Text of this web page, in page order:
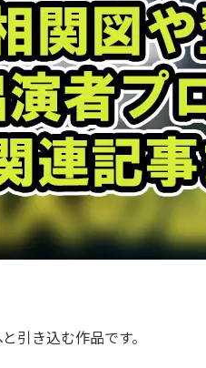
引き込む作品です。